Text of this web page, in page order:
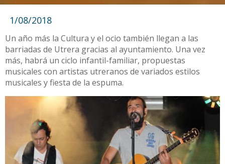
1/08/2018
Un año más la Cultura y el ocio también llegan a las
barriadas de Utrera gracias al ayuntamiento. Una vez
más, habrá un ciclo infantil-familiar, propuestas
musicales con artistas utreranos de variados estilos
musicales y fiesta de la espuma.